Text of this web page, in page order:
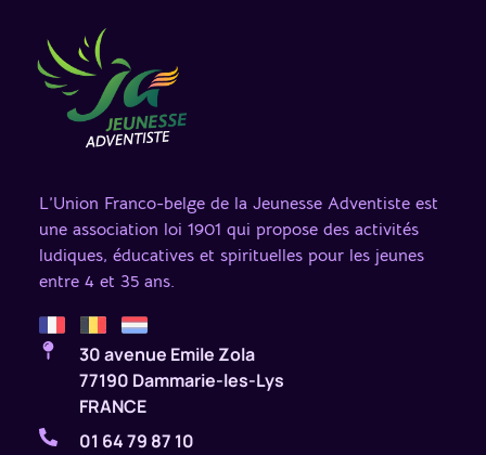
L’Union Franco-belge de la Jeunesse Adventiste est
une association loi 1901 qui propose des activités
ludiques, éducatives et spirituelles pour les jeunes
entre 4 et 35 ans.
30 avenue Emile Zola
77190 Dammarie-les-Lys
FRANCE
01 64 79 87 10